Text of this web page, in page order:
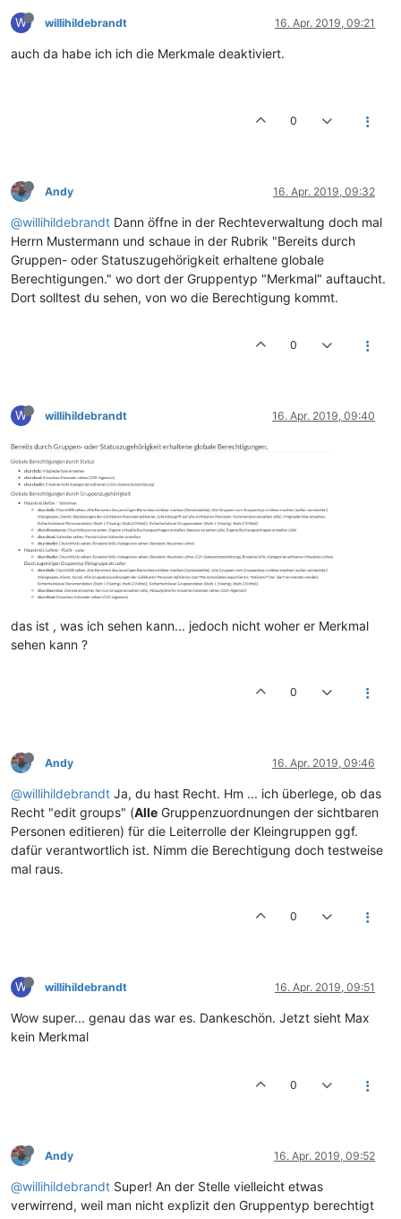
W willihildebrandt 16. Apr. 2019, 09:21
auch da habe ich ich die Merkmale deaktiviert.
0
Andy 16. Apr. 2019, 09:32
@willihildebrandt Dann öffne in der Rechteverwaltung doch mal
Herrn Mustermann und schaue in der Rubrik "Bereits durch
Gruppen- oder Statuszugehörigkeit erhaltene globale
Berechtigungen." wo dort der Gruppentyp "Merkmal" auftaucht.
Dort solltest du sehen, von wo die Berechtigung kommt.
0
W willihildebrandt 16. Apr. 2019, 09:40
das ist , was ich sehen kann... jedoch nicht woher er Merkmal
sehen kann ?
0
Andy 16. Apr. 2019, 09:46
@willihildebrandt Ja, du hast Recht. Hm ... ich überlege, ob das
Recht "edit groups" (Alle Gruppenzuordnungen der sichtbaren
Personen editieren) für die Leiterrolle der Kleingruppen ggf.
dafür verantwortlich ist. Nimm die Berechtigung doch testweise
mal raus.
0
W willihildebrandt 16. Apr. 2019, 09:51
Wow super... genau das war es. Dankeschön. Jetzt sieht Max
kein Merkmal
0
Andy 16. Apr. 2019, 09:52
@willihildebrandt Super! An der Stelle vielleicht etwas
verwirrend, weil man nicht explizit den Gruppentyp berechtigt